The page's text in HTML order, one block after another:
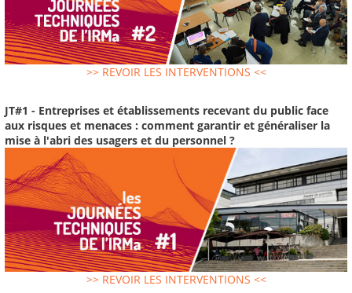
>> REVOIR LES INTERVENTIONS <<
JT#1 - Entreprises et établissements recevant du public face
aux risques et menaces : comment garantir et généraliser la
mise à l'abri des usagers et du personnel ?
>> REVOIR LES INTERVENTIONS <<